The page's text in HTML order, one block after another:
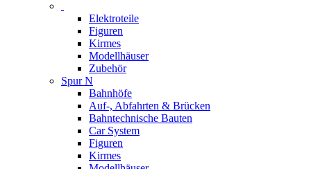
Elektroteile
Figuren
Kirmes
Modellhäuser
Zubehör
Spur N
Bahnhöfe
Auf-, Abfahrten & Brücken
Bahntechnische Bauten
Car System
Figuren
Kirmes